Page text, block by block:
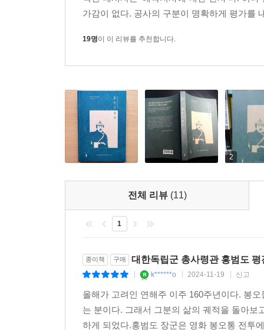
가감이 없다. 공사의 구분이 명확하게 평가를
19명이 이 리뷰를 추천합니다.
2
전체 리뷰 (11)
1
종이책 구매 대한독립군 총사령관 홍범도 평
k******o 2024-11-19 신고
올해가 고려인 연해주 이주 160주년이다. 봉
는 분이다. 그래서 그분의 삶의 궤적을 돌아
하게 되었다.홍범도 장군은 영화 봉오통 전투